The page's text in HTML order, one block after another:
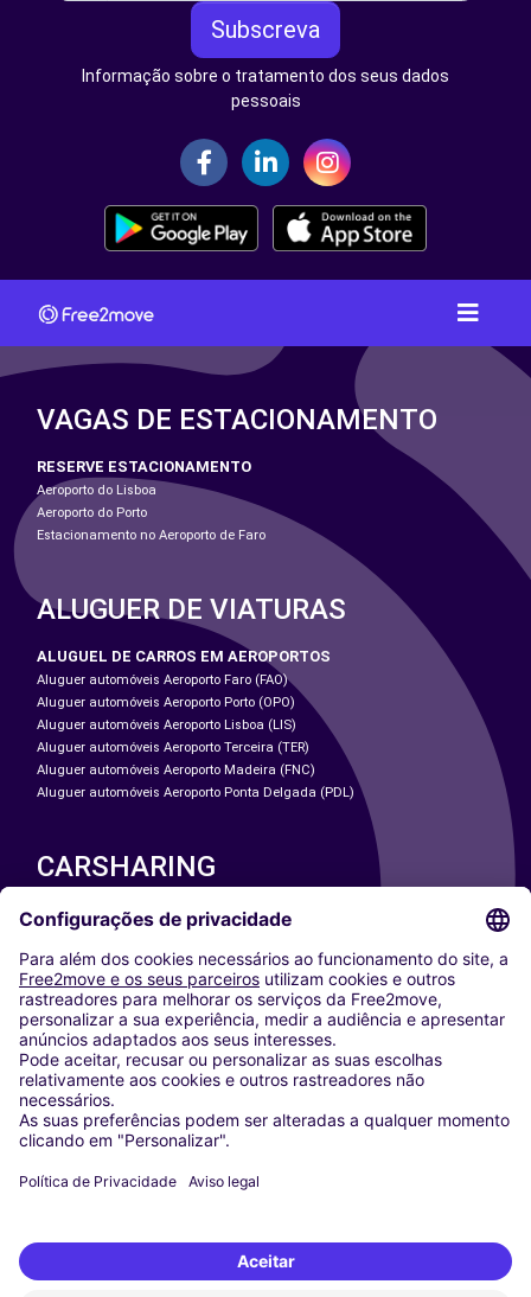
Subscreva
Informação sobre o tratamento dos seus dados
pessoais
VAGAS DE ESTACIONAMENTO
RESERVE ESTACIONAMENTO
Aeroporto do Lisboa
Aeroporto do Porto
Estacionamento no Aeroporto de Faro
ALUGUER DE VIATURAS
ALUGUEL DE CARROS EM AEROPORTOS
Aluguer automóveis Aeroporto Faro (FAO)
Aluguer automóveis Aeroporto Porto (OPO)
Aluguer automóveis Aeroporto Lisboa (LIS)
Aluguer automóveis Aeroporto Terceira (TER)
Aluguer automóveis Aeroporto Madeira (FNC)
Aluguer automóveis Aeroporto Ponta Delgada (PDL)
CARSHARING
NOSSAS CIDADES
Washington DC
Milan
Rome
Turin
Vienna
Berlin
Cologne
Dusseldorf
Frankfurt
Munich